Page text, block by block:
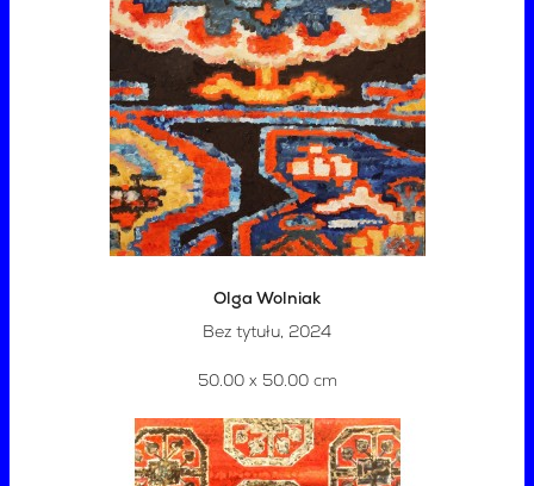
Olga Wolniak
Bez tytułu, 2024
50.00 x 50.00 cm